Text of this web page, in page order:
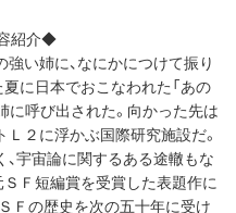
紹介◆
い姉に、なにかにつけて振り
に日本でおこなわれた「あの
に呼び出された。向かった先は
２に浮かぶ国際研究施設だ。
宇宙論に関するある途轍もな
Ｆ短編賞を受賞した表題作に
Ｆの歴史を次の五十年に受け